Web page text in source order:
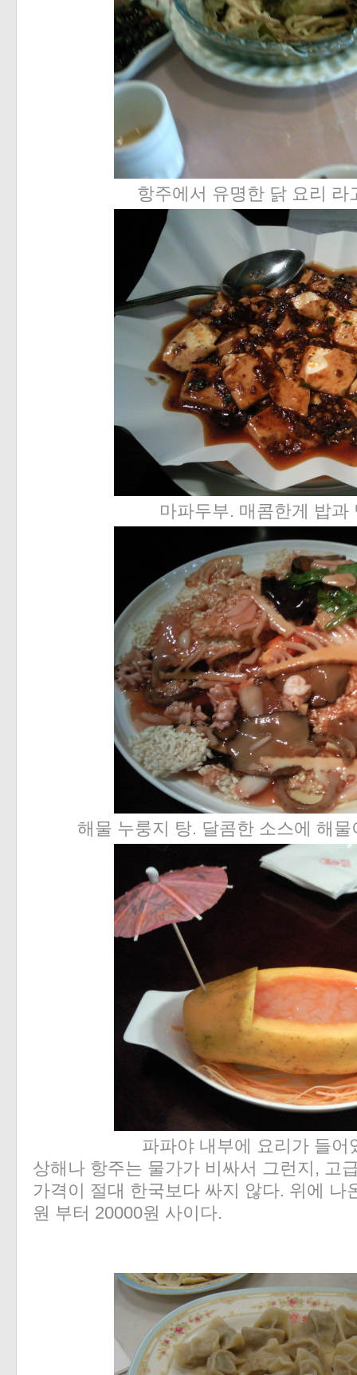
항주에서 유명한 닭 요리 라
마파두부. 매콤한게 밥과
해물 누룽지 탕. 달콤한 소스에 해
파파야 내부에 요리가 들어
상해나 항주는 물가가 비싸서 그런지, 고
가격이 절대 한국보다 싸지 않다. 위에 나
원 부터 20000원 사이다.